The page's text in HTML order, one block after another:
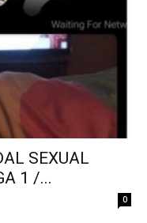
SEXUAL
1 /...
0